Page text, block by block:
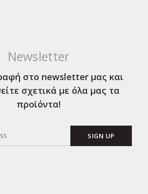
Newsletter
στο newsletter μας και
σχετικά με όλα μας τα
προϊόντα!